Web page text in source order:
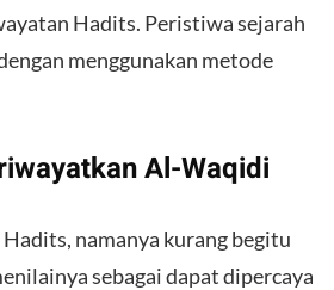
Hadits. Peristiwa sejarah
menggunakan metode
Al-Waqidi
namanya kurang begitu
sebagai dapat dipercaya